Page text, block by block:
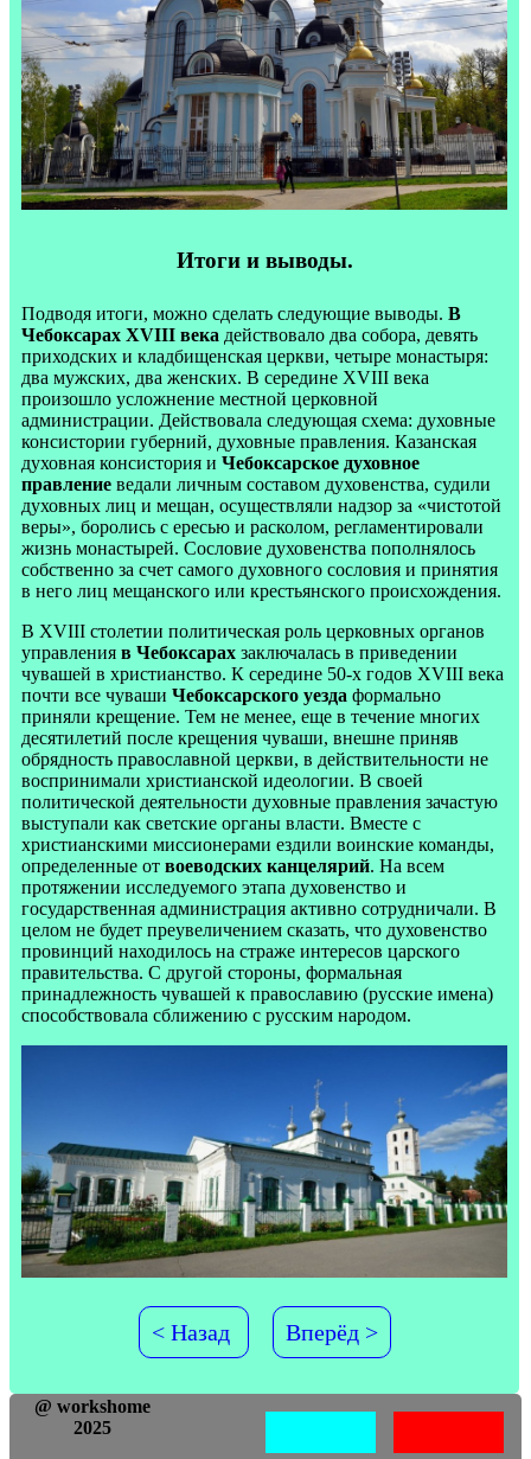
Итоги и выводы.
Подводя итоги, можно сделать следующие выводы. В
Чебоксарах XVIII века действовало два собора, девять
приходских и кладбищенская церкви, четыре монастыря:
два мужских, два женских. В середине XVIII века
произошло усложнение местной церковной
администрации. Действовала следующая схема: духовные
консистории губерний, духовные правления. Казанская
духовная консистория и Чебоксарское духовное
правление ведали личным составом духовенства, судили
духовных лиц и мещан, осуществляли надзор за «чистотой
веры», боролись с ересью и расколом, регламентировали
жизнь монастырей. Сословие духовенства пополнялось
собственно за счет самого духовного сословия и принятия
в него лиц мещанского или крестьянского происхождения.
В XVIII столетии политическая роль церковных органов
управления в Чебоксарах заключалась в приведении
чувашей в христианство. К середине 50-х годов XVIII века
почти все чуваши Чебоксарского уезда формально
приняли крещение. Тем не менее, еще в течение многих
десятилетий после крещения чуваши, внешне приняв
обрядность православной церкви, в действительности не
воспринимали христианской идеологии. В своей
политической деятельности духовные правления зачастую
выступали как светские органы власти. Вместе с
христианскими миссионерами ездили воинские команды,
определенные от воеводских канцелярий. На всем
протяжении исследуемого этапа духовенство и
государственная администрация активно сотрудничали. В
целом не будет преувеличением сказать, что духовенство
провинций находилось на страже интересов царского
правительства. С другой стороны, формальная
принадлежность чувашей к православию (русские имена)
способствовала сближению с русским народом.
< Назад Вперёд >
@ workshome
2025